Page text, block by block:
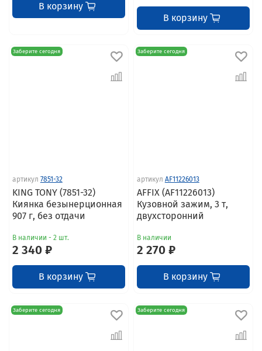
В корзину
В корзину
Заберите сегодня
артикул 7851-32
KING TONY (7851-32)
Киянка безынерционная
907 г, без отдачи
В наличии - 2 шт.
2 340 ₽
В корзину
Заберите сегодня
артикул AF11226013
AFFIX (AF11226013)
Кузовной зажим, 3 т,
двухсторонний
В наличии
2 270 ₽
В корзину
Заберите сегодня Заберите сегодня